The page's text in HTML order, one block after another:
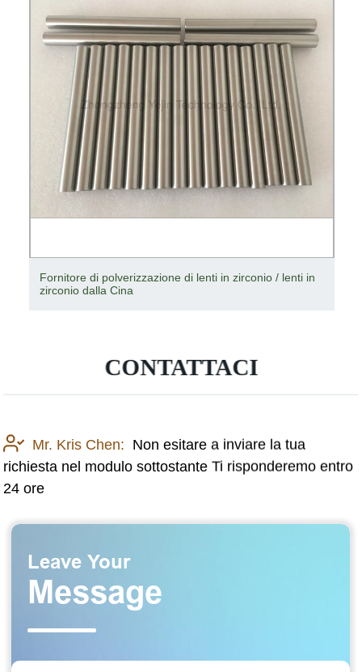
Pellicola PVB per vetro stratificato 44.1 Vetro stratificato
5.5.2 Vetro stratificato
CONTATTACI
Mr. Kris Chen: Non esitare a inviare la tua
richiesta nel modulo sottostante Ti risponderemo entro
24 ore